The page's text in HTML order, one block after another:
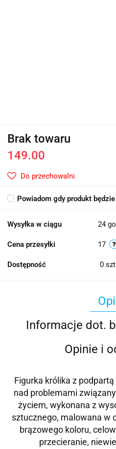
Brak towaru
149.00
Do przechowalni
Powiadom gdy produkt
Wysyłka w ciągu 24
Cena przesyłki 17
Dostępność 0
Informacje dot.
Opinie i
Figurka królika z
nad problemami
życiem, wykonana z
sztucznego, malowana w
brązowego koloru,
przecieranie,